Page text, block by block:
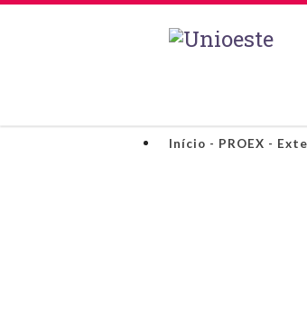
Início - PROEX -